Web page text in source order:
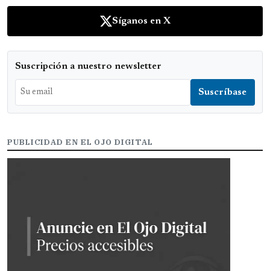
Síganos en X
Suscripción a nuestro newsletter
PUBLICIDAD EN EL OJO DIGITAL